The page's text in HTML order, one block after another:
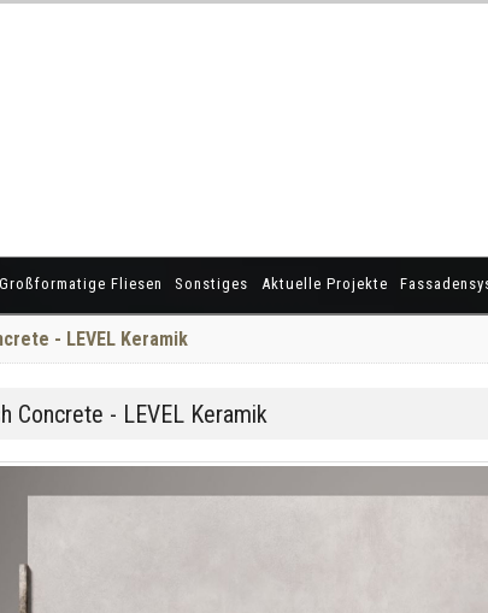
Großformatige Fliesen Sonstiges Aktuelle Projekte
- LEVEL Keramik
Concrete - LEVEL Keramik